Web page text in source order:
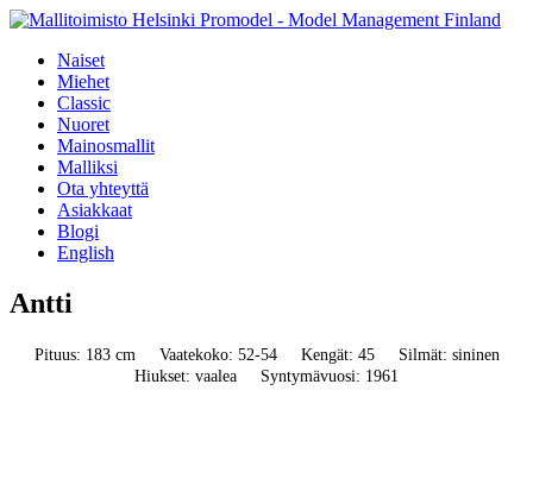
Naiset
Miehet
Classic
Nuoret
Mainosmallit
Malliksi
Ota yhteyttä
Asiakkaat
Blogi
English
Antti
Pituus: 183 cm Vaatekoko: 52-54 Kengät: 45
Silmät: sininen
Hiukset: vaalea
Syntymävuosi: 1961